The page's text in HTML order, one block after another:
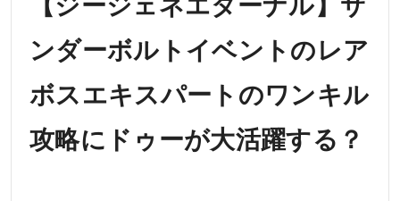
ンダーボルトイベントのレア
ボスエキスパートのワンキル
攻略にドゥーが大活躍する？